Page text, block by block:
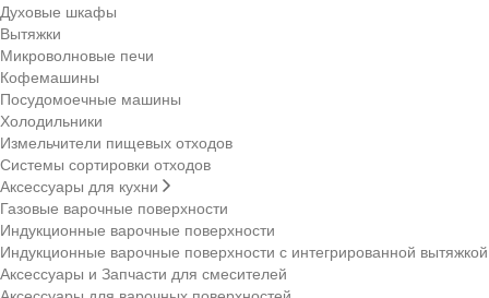
Духовые шкафы
Вытяжки
Микроволновые печи
Кофемашины
Посудомоечные машины
Холодильники
Измельчители пищевых отходов
Системы сортировки отходов
Аксессуары для кухни
Газовые варочные поверхности
Индукционные варочные поверхности
Индукционные варочные поверхности с интегрированной вытяжкой
Аксессуары и Запчасти для смесителей